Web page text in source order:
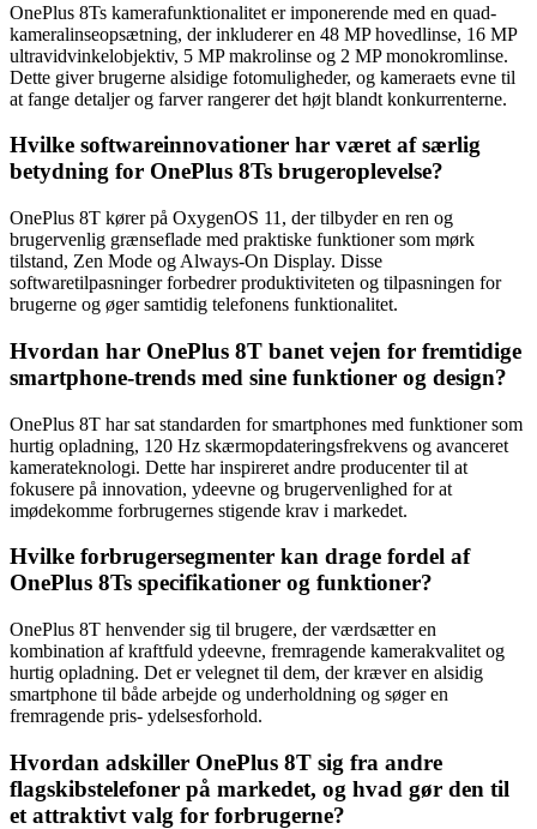
OnePlus 8Ts kamerafunktionalitet er imponerende med en quad-
kameralinseopsætning, der inkluderer en 48 MP hovedlinse, 16 MP
ultravidvinkelobjektiv, 5 MP makrolinse og 2 MP monokromlinse.
Dette giver brugerne alsidige fotomuligheder, og kameraets evne til
at fange detaljer og farver rangerer det højt blandt konkurrenterne.
Hvilke softwareinnovationer har været af særlig
betydning for OnePlus 8Ts brugeroplevelse?
OnePlus 8T kører på OxygenOS 11, der tilbyder en ren og
brugervenlig grænseflade med praktiske funktioner som mørk
tilstand, Zen Mode og Always-On Display. Disse
softwaretilpasninger forbedrer produktiviteten og tilpasningen for
brugerne og øger samtidig telefonens funktionalitet.
Hvordan har OnePlus 8T banet vejen for fremtidige
smartphone-trends med sine funktioner og design?
OnePlus 8T har sat standarden for smartphones med funktioner som
hurtig opladning, 120 Hz skærmopdateringsfrekvens og avanceret
kamerateknologi. Dette har inspireret andre producenter til at
fokusere på innovation, ydeevne og brugervenlighed for at
imødekomme forbrugernes stigende krav i markedet.
Hvilke forbrugersegmenter kan drage fordel af
OnePlus 8Ts specifikationer og funktioner?
OnePlus 8T henvender sig til brugere, der værdsætter en
kombination af kraftfuld ydeevne, fremragende kamerakvalitet og
hurtig opladning. Det er velegnet til dem, der kræver en alsidig
smartphone til både arbejde og underholdning og søger en
fremragende pris- ydelsesforhold.
Hvordan adskiller OnePlus 8T sig fra andre
flagskibstelefoner på markedet, og hvad gør den til
et attraktivt valg for forbrugerne?